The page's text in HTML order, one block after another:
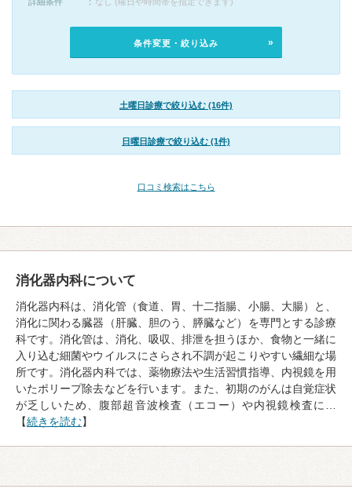
条件変更・絞り込み
土曜日診療で絞り込む (16件)
日曜日診療で絞り込む (1件)
口コミ検索はこちら
消化器内科について
消化器内科は、消化管（食道、胃、十二指腸、小腸、大腸）と、
消化に関わる臓器（肝臓、胆のう、膵臓など）を専門とする診療
科です。消化管は、消化、吸収、排泄を担うほか、食物と一緒に
入り込む細菌やウイルスにさらされ不調が起こりやすい繊細な場
所です。消化器内科では、薬物療法や生活習慣指導、内視鏡を用
いたポリープ除去などを行います。また、初期のがんは自覚症状
が乏しいため、腹部超音波検査（エコー）や内視鏡検査に…
【続きを読む】